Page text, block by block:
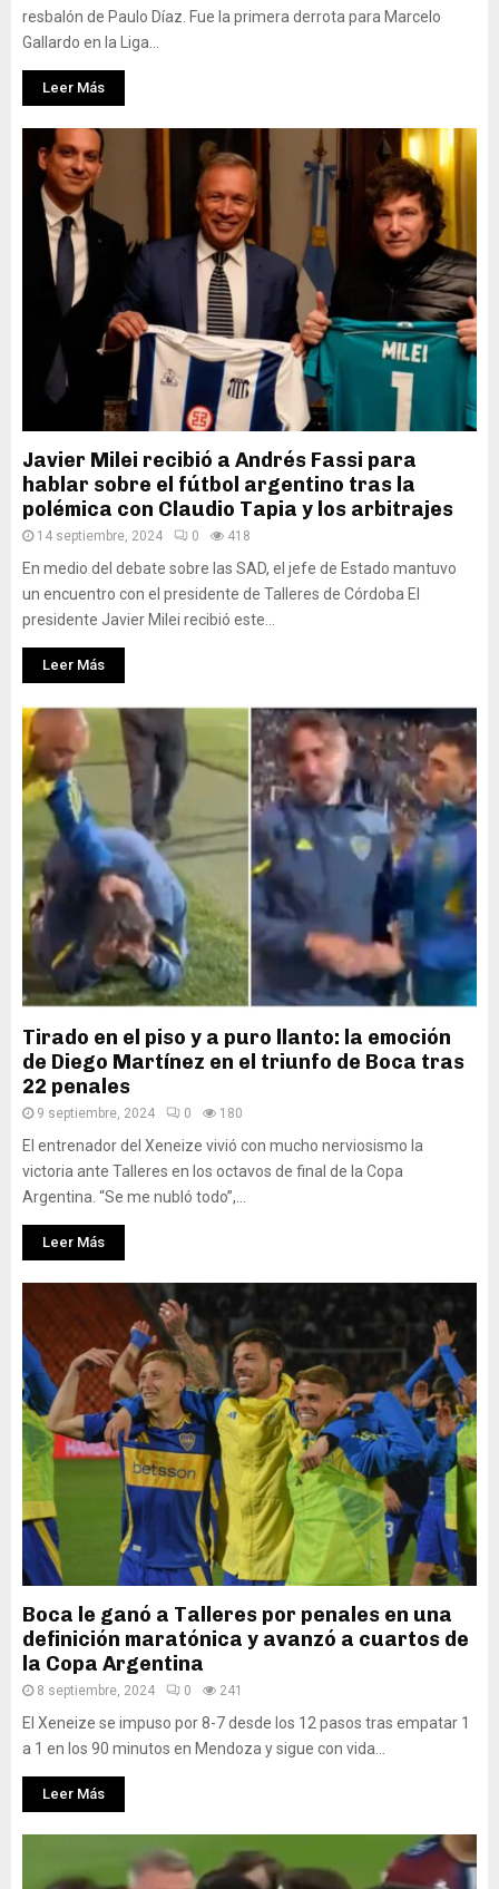
resbalón de Paulo Díaz. Fue la primera derrota para Marcelo
Gallardo en la Liga...
Leer Más
Javier Milei recibió a Andrés Fassi para
hablar sobre el fútbol argentino tras la
polémica con Claudio Tapia y los arbitrajes
14 septiembre, 2024 0 418
En medio del debate sobre las SAD, el jefe de Estado mantuvo
un encuentro con el presidente de Talleres de Córdoba El
presidente Javier Milei recibió este...
Leer Más
Tirado en el piso y a puro llanto: la emoción
de Diego Martínez en el triunfo de Boca tras
22 penales
9 septiembre, 2024 0 180
El entrenador del Xeneize vivió con mucho nerviosismo la
victoria ante Talleres en los octavos de final de la Copa
Argentina. “Se me nubló todo”,...
Leer Más
Boca le ganó a Talleres por penales en una
definición maratónica y avanzó a cuartos de
la Copa Argentina
8 septiembre, 2024 0 241
El Xeneize se impuso por 8-7 desde los 12 pasos tras empatar 1
a 1 en los 90 minutos en Mendoza y sigue con vida...
Leer Más